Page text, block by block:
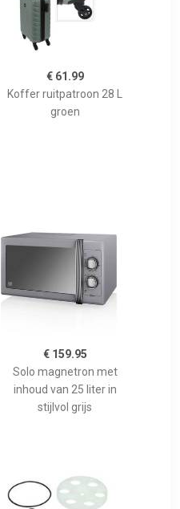
€ 61.99
Koffer ruitpatroon 28 L
groen
€ 159.95
Solo magnetron met
inhoud van 25 liter in
stijlvol grijs